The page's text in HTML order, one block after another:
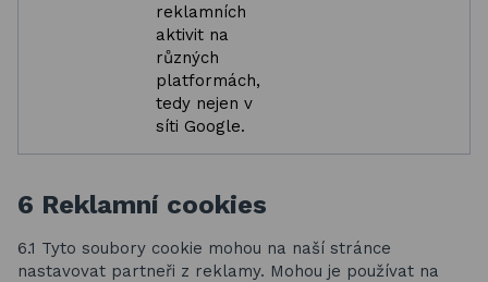
reklamních
aktivit na
různých
platformách,
tedy nejen v
síti Google.
6 Reklamní cookies
6.1 Tyto soubory cookie mohou na naší stránce
nastavovat partneři z reklamy. Mohou je používat na